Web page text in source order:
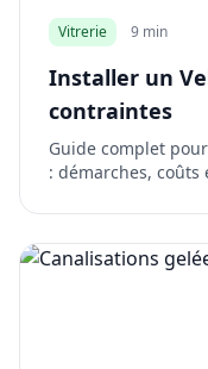
Vitrerie 9 min
Installer un
contraintes
Guide complet
: démarches,